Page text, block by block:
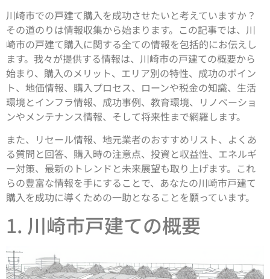
川崎市での戸建て購入を成功させたいと考えていますか？
その道のりは情報収集から始まります。この記事では、川
崎市の戸建て購入に関する全ての情報を包括的にお伝えし
ます。我々が提供する情報は、川崎市の戸建ての概要から
始まり、購入のメリット、エリア別の特性、成功のポイン
ト、地価情報、購入プロセス、ローンや税金の知識、生活
環境とインフラ情報、成功事例、教育環境、リノベーショ
ンやメンテナンス情報、そして将来性まで網羅します。
また、リセール情報、地元業者のおすすめリスト、よくあ
る質問と回答、購入時の注意点、投資と収益性、エネルギ
ー対策、最新のトレンドと未来展望も取り上げます。これ
らの豊富な情報を手にすることで、あなたの川崎市戸建て
購入を成功に導くための一助となることを願っています。
1. 川崎市戸建ての概要